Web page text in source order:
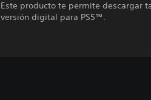
Este producto te permite descargar
versión digital para PS5™.